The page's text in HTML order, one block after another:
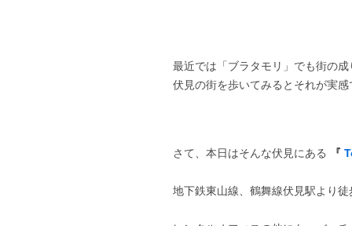
最近では「ブラタモリ」でも街の
伏見の街を歩いてみるとそれが実
さて、本日はそんな伏見にある 『
地下鉄東山線、鶴舞線伏見駅より